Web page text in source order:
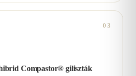
03
Compastor® giliszták